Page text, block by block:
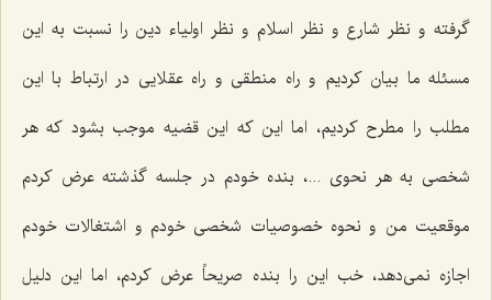
گرفته و نظر شارع و نظر اسلام و نظر اولیاء دین را نسبت به این
مسئله ما بیان کردیم و راه منطقی و راه عقلایی در ارتباط با این
مطلب را مطرح کردیم، اما این که این قضیه موجب بشود که هر
شخصی به هر نحوی ...، بنده خودم در جلسه گذشته عرض کردم
موقعیت من و نحوه خصوصیات شخصی خودم و اشتغالات خودم
اجازه نمی‌دهد، خب این را بنده صریحاً عرض کردم، اما این دلیل